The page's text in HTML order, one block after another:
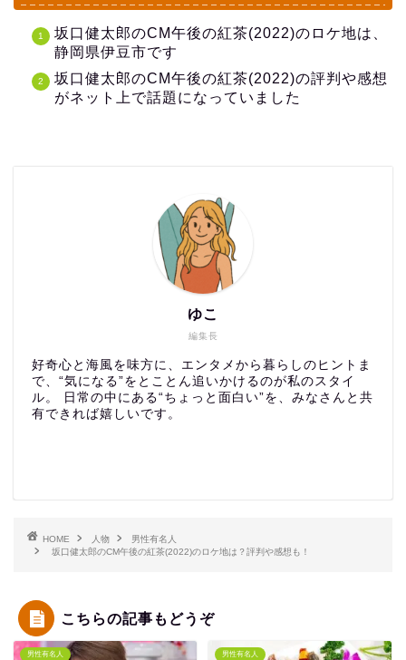
坂口健太郎のCM午後の紅茶(2022)のロケ地は、
静岡県伊豆市です
坂口健太郎のCM午後の紅茶(2022)の評判や感想
がネット上で話題になっていました
編集長
ゆこ
好奇心と海風を味方に、エンタメから暮らしのヒントま
で、“気になる”をとことん追いかけるのが私のスタイ
ル。 日常の中にある“ちょっと面白い”を、みなさんと共
有できれば嬉しいです。
HOME 人物
男性有名人
坂口健太郎のCM午後の紅茶(2022)のロケ地は？評判や感想も！
こちらの記事もどうぞ
男性有名人 男性有名人